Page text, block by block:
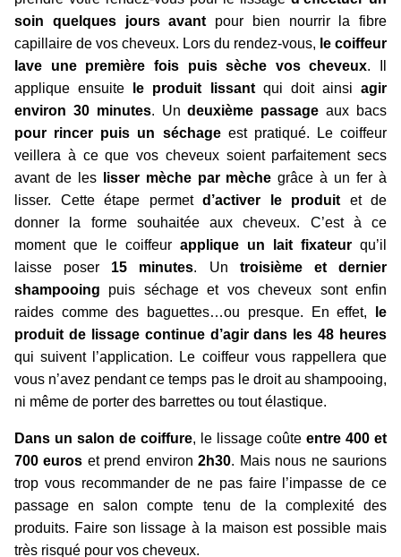
soin quelques jours avant pour bien nourrir la fibre
capillaire de vos cheveux. Lors du rendez-vous, le coiffeur
lave une première fois puis sèche vos cheveux. Il
applique ensuite
le produit lissantqui doit ainsi agir
environ 30 minutes. Undeuxième passage aux bacs
pour rincer puis un séchageest pratiqué. Le coiffeur
veillera à ce que vos cheveux soient parfaitement secs
avant de les
lisser mèche par mèche grâce à un fer à
lisser. Cette étape permet d’activer le produit et de
donner la forme souhaitée aux cheveux. C’est à ce
moment que le coiffeur applique un lait fixateur qu’il
laisse poser 15 minutes. Un troisième et dernier
shampooing puis séchage et vos cheveux sont enfin
raides comme des baguettes…ou presque. En effet,
le
produit de lissage continue d’agir dans les 48 heures
qui suivent l’application. Le coiffeur vous rappellera que
vous n’avez pendant ce temps pas le droit au shampooing,
ni même de porter des barrettes ou tout élastique.
Dans un salon de coiffure, le lissage coûte entre 400 et
700 euros et prend environ2h30. Mais nous ne saurions
trop vous recommander de ne pas faire l’impasse de ce
passage en salon compte tenu de la complexité des
produits. Faire son lissage à la maison est possible mais
très risqué pour vos cheveux.